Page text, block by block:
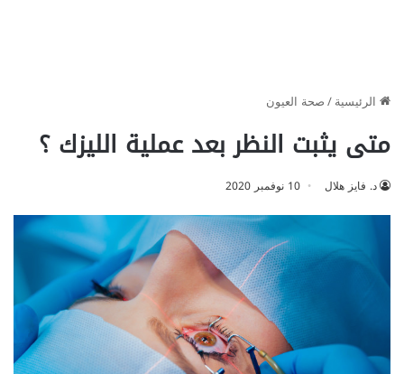
الرئيسية/صحة العيون
متى يثبت النظر بعد عملية الليزك ؟
د. فايز هلال 10 نوفمبر 2020